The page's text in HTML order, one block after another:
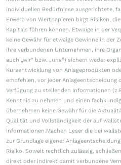
individuellen Bedürfnisse ausgerichtete,
Erwerb von Wertpapieren birgt Risiken,
Kapitals führen können. Etwaige in der
keine Gewähr für etwaige Gewinne in der
ihre verbundenen Unternehmen, ihre
auch „wir“ bzw. „uns“) sichern weder
Kursentwicklung von Anlageprodukten
empfehlen, vor jeder Anlageentscheidung
Verfügung zu stellenden Informationen
Kenntnis zu nehmen und einen
übernehmen keine Gewähr für die
Qualität und Vollständigkeit der auf
Informationen.Machen Leser die bei
zur Grundlage eigener
Risiko. Soweit rechtlich zulässig,
direkt oder indirekt damit verbundene